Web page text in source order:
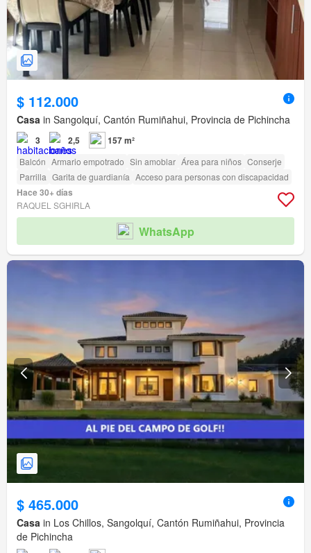
$ 112.000
Casa in Sangolquí, Cantón Rumiñahui, Provincia de Pichincha
3 2,5 157 m²
Balcón Armario empotrado Sin amoblar Área para niños Conserje
Parrilla Garita de guardianía Acceso para personas con discapacidad
Hace 30+ días
RAQUEL SGHIRLA
WhatsApp
$ 465.000
Casa in Los Chillos, Sangolquí, Cantón Rumiñahui, Provincia
de Pichincha